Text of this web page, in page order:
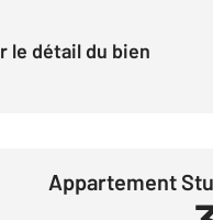
le détail du bien
Appartement